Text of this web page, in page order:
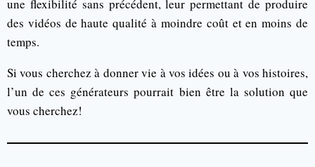
une flexibilité sans précédent, leur permettant de produire
des vidéos de haute qualité à moindre coût et en moins de
temps.
Si vous cherchez à donner vie à vos idées ou à vos histoires,
l’un de ces générateurs pourrait bien être la solution que
vous cherchez!